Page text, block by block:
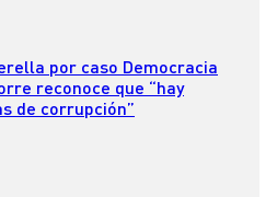
por caso Democracia
reconoce que “hay
de corrupción”